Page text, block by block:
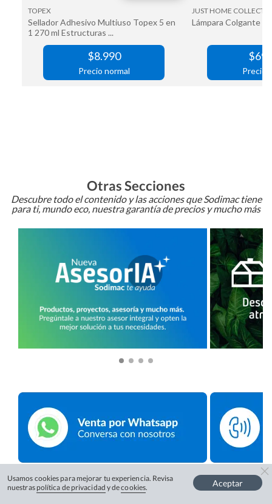
Otras Secciones
Descubre todo el contenido y las acciones que Sodimac tiene
para ti, mundo eco, nuestra garantía de precios y mucho más
Usamos cookies para mejorar tu experiencia. Revisa
nuestras política de privacidad y decookies. Aceptar